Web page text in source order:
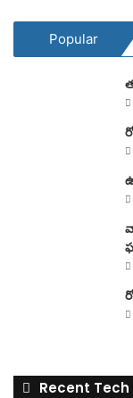
Popular
Recent Tech